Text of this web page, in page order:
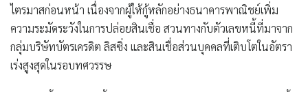
ไตรมาสก่อนหน้า เนื่องจากผู้ให้กู้หลักอย่างธนาคารพาณิชย์เพิ่ม
ความระมัดระวังในการปล่อยสินเชื่อ สวนทางกับตัวเลขหนี้ที่มาจาก
กลุ่มบริษัทบัตรเครดิต ลิสซิ่ง และสินเชื่อส่วนบุคคลที่เติบโตในอัตรา
เร่งสูงสุดในรอบทศวรรษ